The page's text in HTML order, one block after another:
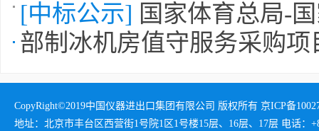
[中标公示] 国家体育总局-
部制冰机房值守服务采购项
CopyRight©2019中国仪器进出口集团有限公司 版权所有 京ICP备
地址：北京市丰台区西营街1号院1区1号楼15层、16层、17层 电话：